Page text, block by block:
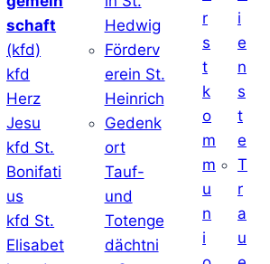
schaft
(kfd)
kfd
Herz
Jesu
kfd St.
Bonifati
us
kfd St.
Elisabet
Hedwig
Förderv
erein St.
Heinrich
Gedenk
ort
Tauf-
und
Totenge
dächtni
r
s
t
k
o
m
m
u
n
i
i
e
n
s
t
e
T
r
a
u